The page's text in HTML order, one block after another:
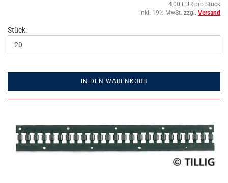
4,00 EUR pro Stück
inkl. 19% MwSt. zzgl. Versand
Stück:
IN DEN WARENKORB